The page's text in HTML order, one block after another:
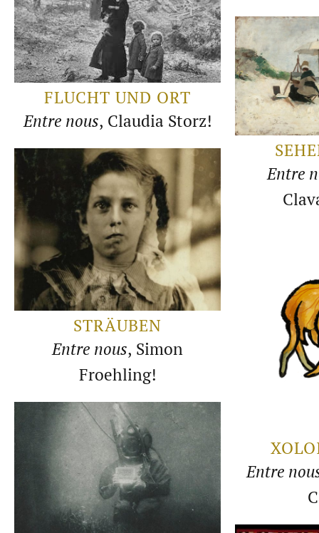
FLUCHT UND ORT
Entre nous, Claudia Storz!
Entre
STRÄUBEN
Entre nous, Simon
Froehling!
Entre